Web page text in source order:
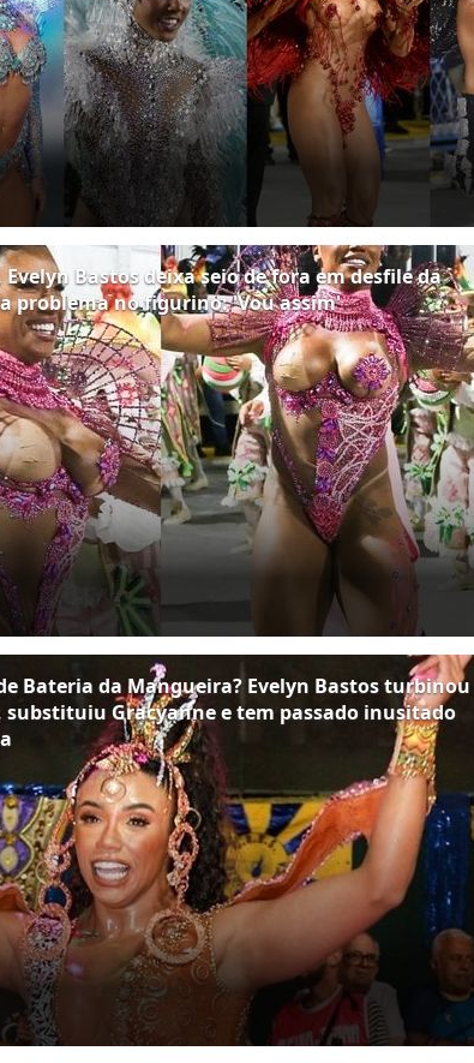
Bastos deixa seio de fora em desfile da
problema no figurino: 'Vou assim'
Bateria da Mangueira? Evelyn Bastos turbinou
substituiu Gracyanne e tem passado inusitado